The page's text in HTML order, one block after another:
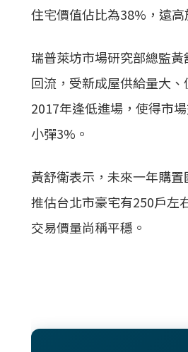
住宅價值佔比為38%，遠
瑞普萊坊市場研究部總監
回流，受新成屋供給量大
2017年逢低進場，使得市
小彈3%。
黃舒衛表示，未來一年購
推估台北市豪宅有250戶左
交易價量尚稱平穩。